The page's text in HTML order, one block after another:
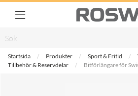
Startsida Produkter Sport & Fritid
Tillbehör & Reservdelar
Bitförlängare för